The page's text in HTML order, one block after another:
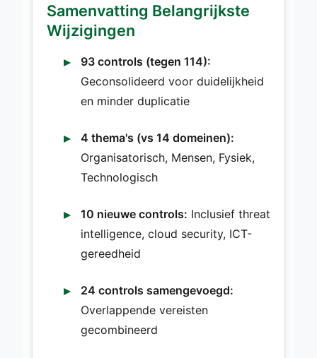
Samenvatting Belangrijkste
Wijzigingen
93 controls (tegen 114):
Geconsolideerd voor duidelijkheid
en minder duplicatie
4 thema's (vs 14 domeinen):
Organisatorisch, Mensen, Fysiek,
Technologisch
10 nieuwe controls: Inclusief threat
intelligence, cloud security, ICT-
gereedheid
24 controls samengevoegd:
Overlappende vereisten
gecombineerd